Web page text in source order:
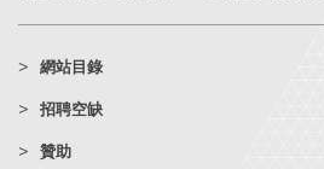
網站目錄
招聘空缺
贊助